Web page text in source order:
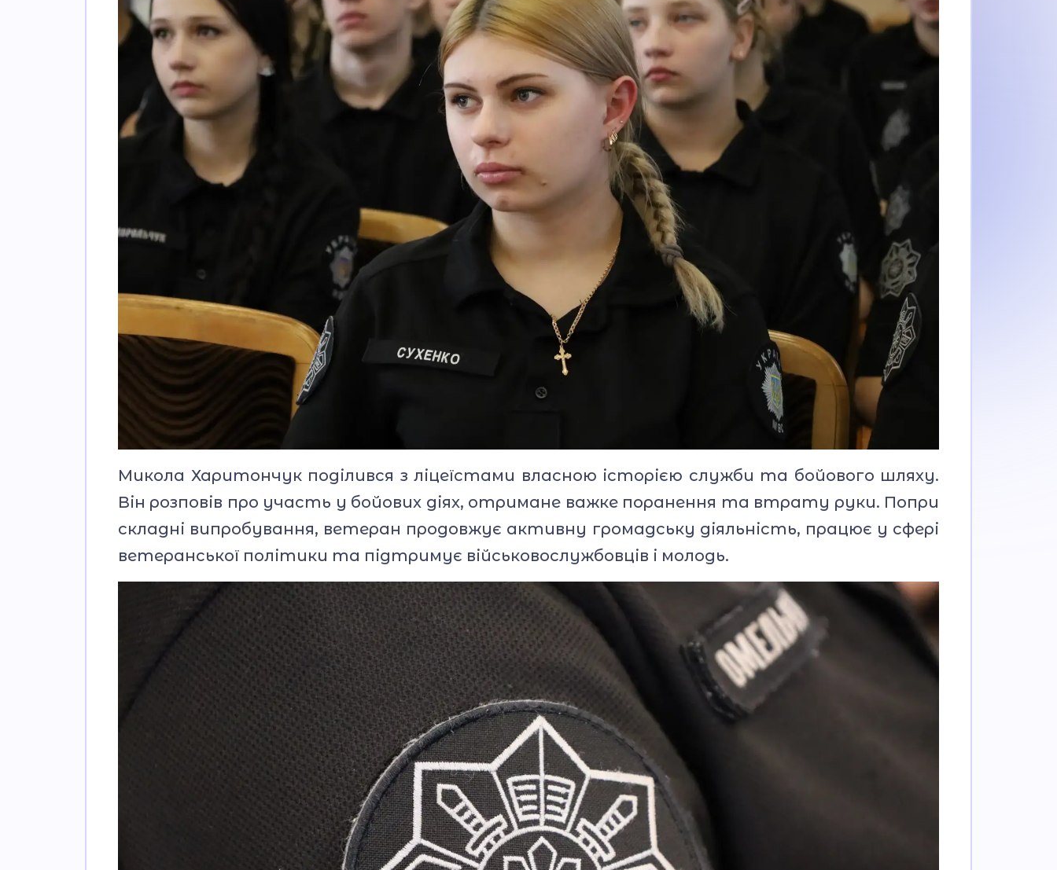
Микола Харитончук поділився з ліцеїстами власною історією служби та бойового шляху.
Він розповів про участь у бойових діях, отримане важке поранення та втрату руки. Попри
складні випробування, ветеран продовжує активну громадську діяльність, працює у сфері
ветеранської політики та підтримує військовослужбовців і молодь.